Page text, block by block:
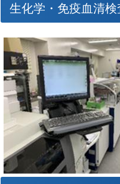
生化学・免疫血清検